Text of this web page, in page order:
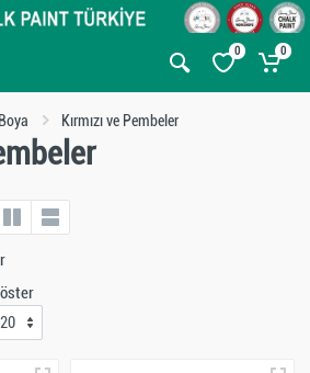
0 0
Kırmızı ve Pembeler